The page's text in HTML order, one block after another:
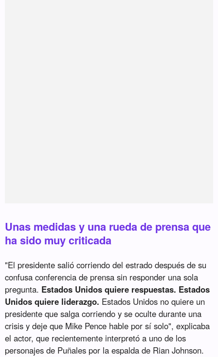
Unas medidas y una rueda de prensa que
ha sido muy criticada
"El presidente salió corriendo del estrado después de su
confusa conferencia de prensa sin responder una sola
pregunta. Estados Unidos quiere respuestas. Estados
Unidos quiere liderazgo. Estados Unidos no quiere un
presidente que salga corriendo y se oculte durante una
crisis y deje que Mike Pence hable por sí solo", explicaba
el actor, que recientemente interpretó a uno de los
personajes de Puñales por la espalda de Rian Johnson.